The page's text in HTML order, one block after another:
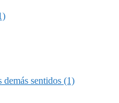
sentidos (1)